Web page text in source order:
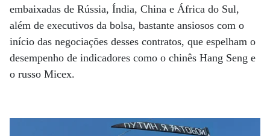
embaixadas de Rússia, Índia, China e África do Sul,
além de executivos da bolsa, bastante ansiosos com o
início das negociações desses contratos, que espelham o
desempenho de indicadores como o chinês Hang Seng e
o russo Micex.